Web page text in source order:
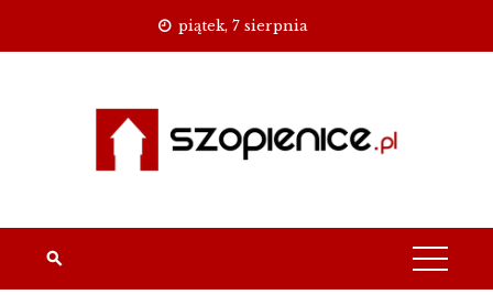
piątek, 7 sierpnia